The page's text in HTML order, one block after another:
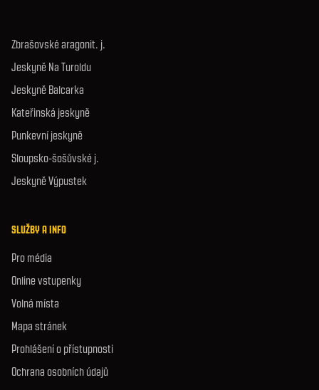
Zbrašovské aragonit. j.
Jeskyně Na Turoldu
Jeskyně Balcarka
Kateřinská jeskyně
Punkevní jeskyně
Sloupsko-šošůvské j.
Jeskyně Výpustek
SLUŽBY A INFO
Pro média
Online vstupenky
Volná místa
Mapa stránek
Prohlášení o přístupnosti
Ochrana osobních údajů